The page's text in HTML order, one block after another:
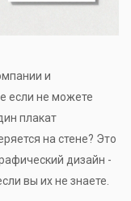
и
если не можете
плакат
на стене? Это
дизайн -
вы их не знаете.